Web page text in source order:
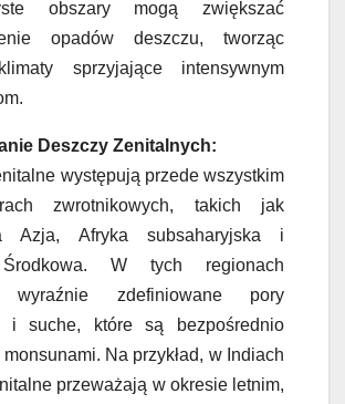
obszary mogą zwiększać
opadów deszczu, tworząc
sprzyjające intensywnym
Deszczy Zenitalnych:
występują przede wszystkim
zwrotnikowych, takich jak
Azja, Afryka subsaharyjska i
W tych regionach
wyraźnie zdefiniowane pory
i suche, które są bezpośrednio
Na przykład, w Indiach
przeważają w okresie letnim,